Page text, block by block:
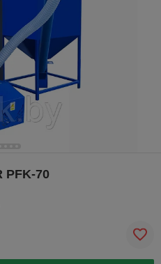
PFK-70